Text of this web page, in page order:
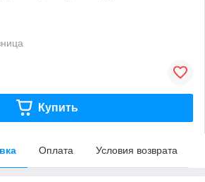
Купить
Оплата Условия возврата